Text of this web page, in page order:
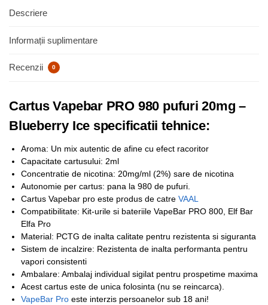
Descriere
Informații suplimentare
Recenzii 0
Cartus Vapebar PRO 980 pufuri 20mg –
Blueberry Ice specificatii tehnice:
Aroma: Un mix autentic de afine cu efect racoritor
Capacitate cartusului: 2ml
Concentratie de nicotina: 20mg/ml (2%) sare de nicotina
Autonomie per cartus: pana la 980 de pufuri.
Cartus Vapebar pro este produs de catre VAAL
Compatibilitate: Kit-urile si bateriile VapeBar PRO 800, Elf Bar
Elfa Pro
Material: PCTG de inalta calitate pentru rezistenta si siguranta
Sistem de incalzire: Rezistenta de inalta performanta pentru
vapori consistenti
Ambalare: Ambalaj individual sigilat pentru prospetime maxima
Acest cartus este de unica folosinta (nu se reincarca).
VapeBar Pro este interzis persoanelor sub 18 ani!